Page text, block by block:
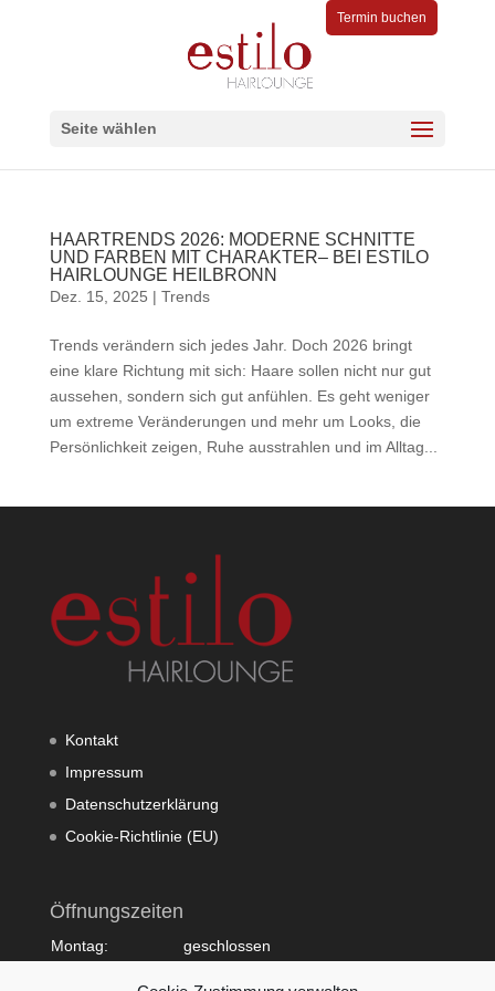
Termin buchen
Seite wählen
HAARTRENDS 2026: MODERNE SCHNITTE
UND FARBEN MIT CHARAKTER– BEI ESTILO
HAIRLOUNGE HEILBRONN
Dez. 15, 2025 | Trends
Trends verändern sich jedes Jahr. Doch 2026 bringt
eine klare Richtung mit sich: Haare sollen nicht nur gut
aussehen, sondern sich gut anfühlen. Es geht weniger
um extreme Veränderungen und mehr um Looks, die
Persönlichkeit zeigen, Ruhe ausstrahlen und im Alltag...
Kontakt
Impressum
Datenschutzerklärung
Cookie-Richtlinie (EU)
Öffnungszeiten
Montag:
geschlossen